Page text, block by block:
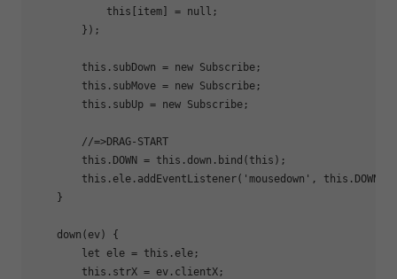
this [item] = null ;
        });
this .subDown = new Subscribe;
this .subMove = new Subscribe;
this .subUp = new Subscribe;
//=>DRAG-START
this .DOWN = this .down.bind( this );
this .ele.addEventListener( 'mousedown' , this .DOWN);
    }
    down(ev) {
let ele = this .ele;
this .strX = ev.clientX;